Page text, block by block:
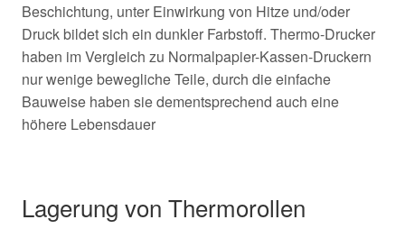
Beschichtung, unter Einwirkung von Hitze und/oder
Druck bildet sich ein dunkler Farbstoff. Thermo-Drucker
haben im Vergleich zu Normalpapier-Kassen-Druckern
nur wenige bewegliche Teile, durch die einfache
Bauweise haben sie dementsprechend auch eine
höhere Lebensdauer
Lagerung von Thermorollen